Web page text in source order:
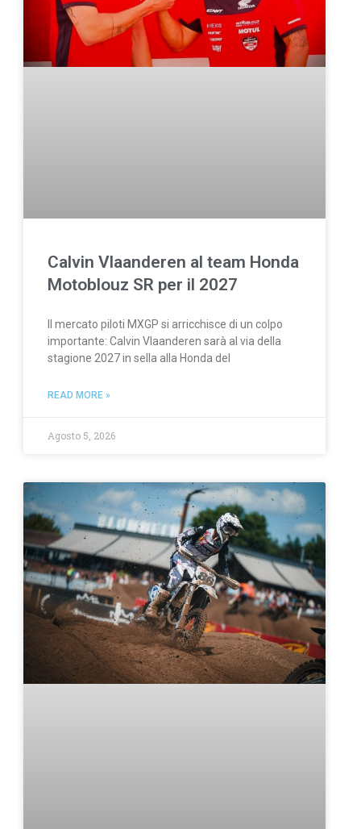
Calvin Vlaanderen al team Honda
Motoblouz SR per il 2027
Il mercato piloti MXGP si arricchisce di un colpo
importante: Calvin Vlaanderen sarà al via della
stagione 2027 in sella alla Honda del
READ MORE »
Agosto 5, 2026